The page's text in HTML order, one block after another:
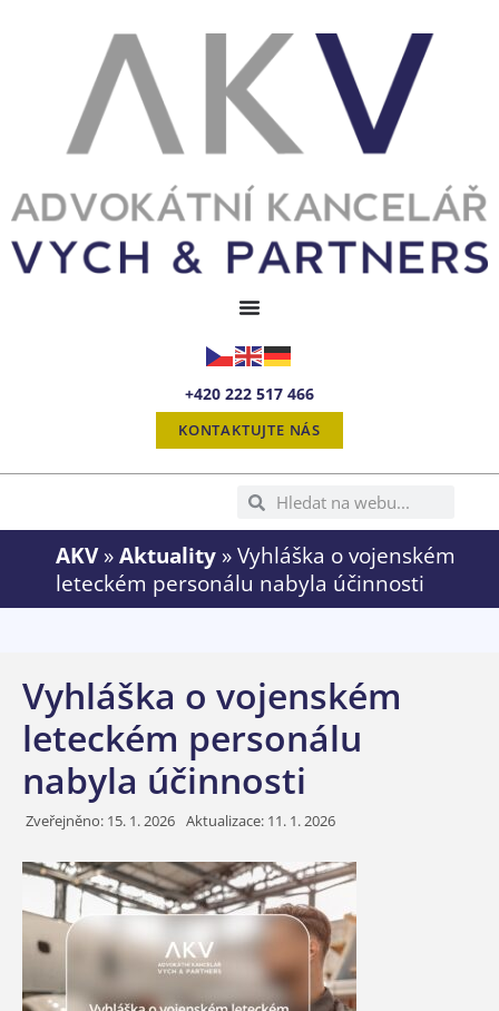
+420 222 517 466
KONTAKTUJTE NÁS
AKV» Aktuality » Vyhláška o vojenském
leteckém personálu nabyla účinnosti
Vyhláška o vojenském
leteckém personálu
nabyla účinnosti
Zveřejněno: 15. 1. 2026 Aktualizace: 11. 1. 2026